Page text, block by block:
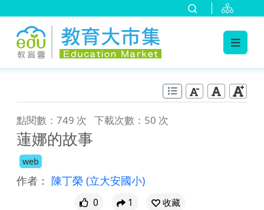
點閱數：749 次 下載次數：50 次
蓮娜的故事
web
作者： 陳丁榮 (立大安國小)
0 1
收藏